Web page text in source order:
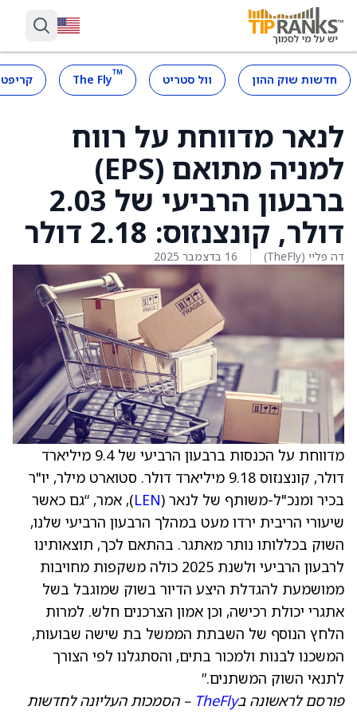
חדשות שוק ההון וול סטריט ™
The Fly
לנאר מדווחת על רווח
למניה מתואם (EPS)
ברבעון הרביעי של 2.03
דולר, קונצנזוס: 2.18 דולר
דה פליי (TheFly) 16 בדצמבר 2025
מדווחת על הכנסות ברבעון הרביעי של 9.4 מיליארד
דולר, קונצנזוס 9.18 מיליארד דולר. סטוארט מילר, יו"ר
בכיר ומנכ"ל-משותף של לנאר (LEN), אמר, “גם כאשר
שיעורי הריבית ירדו מעט במהלך הרבעון הרביעי שלנו,
השוק בכללותו נותר מאתגר. בהתאם לכך, תוצאותינו
לרבעון הרביעי ולשנת 2025 כולה משקפות מחויבות
ממושמעת להגדלת היצע הדיור בשוק שמוגבל בשל
אתגרי יכולת רכישה, וכן אמון הצרכנים חלש. למרות
הלחץ הנוסף של השבתת הממשל בת שישה שבועות,
המשכנו לבנות ולמכור בתים, והסתגלנו לפי הצורך
לתנאי השוק המשתנים.”
פורסם לראשונה בTheFly – הסמכות העליונה לחדשות